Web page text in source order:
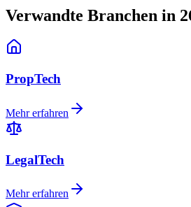
Verwandte Branchen in
PropTech
Mehr erfahren
LegalTech
Mehr erfahren